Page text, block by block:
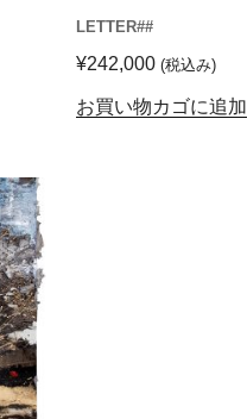
LETTER##
¥242,000 (税込み)
お買い物カゴに追加